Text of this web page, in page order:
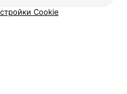
Cookie